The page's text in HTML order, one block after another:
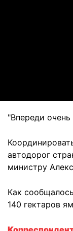
"Впереди очень
автодорог
министру
Как
140 гектаров